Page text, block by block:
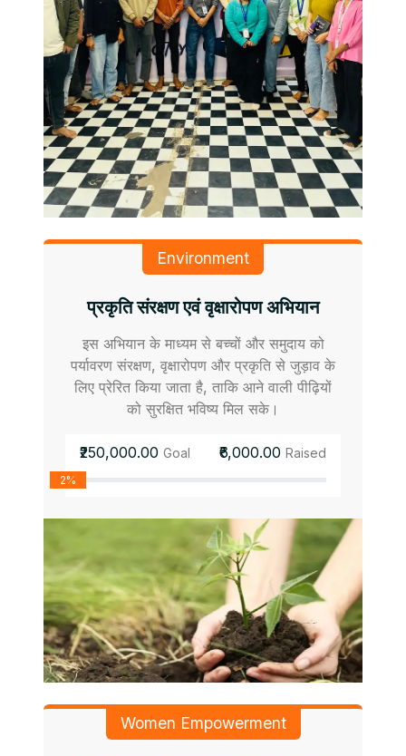
Environment
प्रकृति संरक्षण एवं वृक्षारोपण अभियान
इस अभियान के माध्यम से बच्चों और समुदाय को
पर्यावरण संरक्षण, वृक्षारोपण और प्रकृति से जुड़ाव के
लिए प्रेरित किया जाता है, ताकि आने वाली पीढ़ियों
को सुरक्षित भविष्य मिल सके।
₹250,000.00 Goal ₹6,000.00 Raised
2%
Women Empowerment